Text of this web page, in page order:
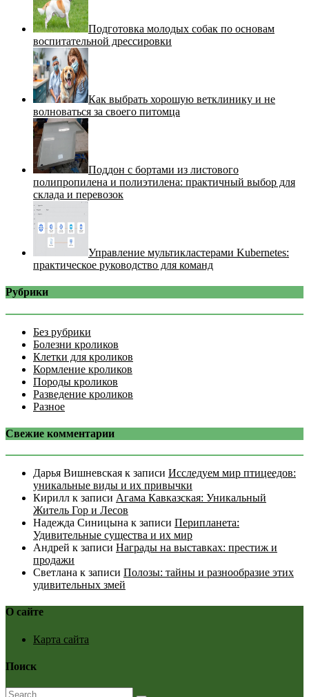
Подготовка молодых собак по основам
воспитательной дрессировки
Как выбрать хорошую ветклинику и не
волноваться за своего питомца
Поддон с бортами из листового
полипропилена и полиэтилена: практичный выбор для
склада и перевозок
Управление мультикластерами Kubernetes:
практическое руководство для команд
Рубрики
Без рубрики
Болезни кроликов
Клетки для кроликов
Кормление кроликов
Породы кроликов
Разведение кроликов
Разное
Свежие комментарии
Дарья Вишневская к записи Исследуем мир птицеедов:
уникальные виды и их привычки
Кирилл к записи Агама Кавказская: Уникальный
Житель Гор и Лесов
Надежда Синицына к записи Перипланета:
Удивительные существа и их мир
Андрей к записи Награды на выставках: престиж и
продажи
Светлана к записи Полозы: тайны и разнообразие этих
удивительных змей
О сайте
Карта сайта
Поиск